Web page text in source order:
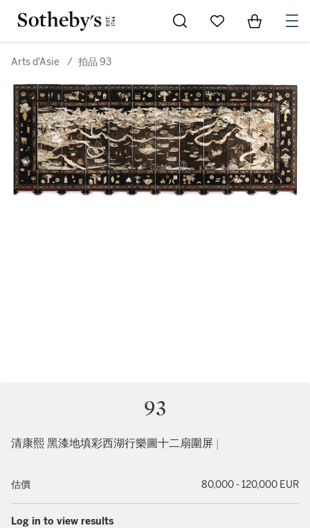
Go to My Favorites
Items in
Arts d'Asie / 拍品 93
93
清康熙 黑漆地填彩西湖行樂圖十二扇圍屏 |
估價 80,000 - 120,000 EUR
Log in to view results